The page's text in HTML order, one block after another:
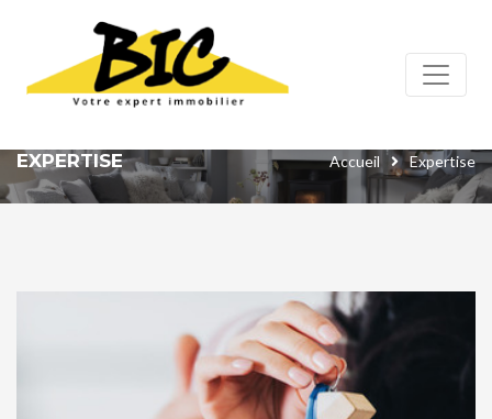
EXPERTISE Accueil Expertise